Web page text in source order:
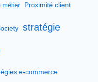
métier Proximité client
stratégie
e-commerce